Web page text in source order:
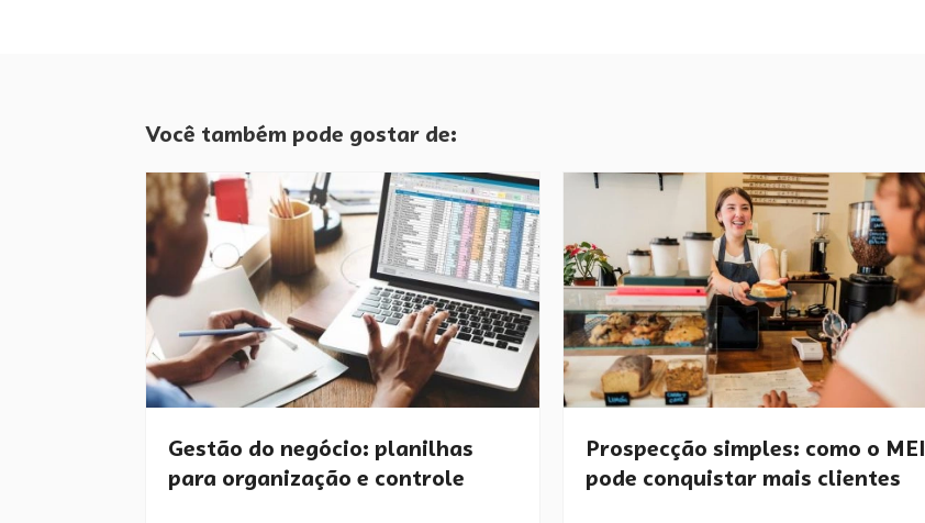
Você também pode gostar de:
Gestão do negócio: planilhas
para organização e controle
Prospecção simples: como o MEI
pode conquistar mais clientes